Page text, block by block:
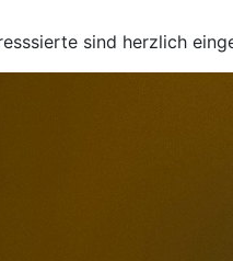
sind herzlich